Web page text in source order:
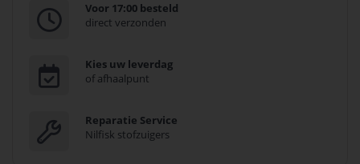
Voor 17:00 besteld
direct verzonden
Kies uw leverdag
of afhaalpunt
Reparatie Service
Nilfisk stofzuigers